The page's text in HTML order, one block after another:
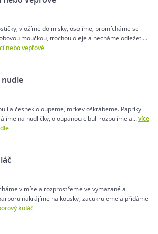
vložíme do misky, osolíme, promícháme se
moučkou, trochou oleje a necháme odležet....
nebo vepřové
nudle
a česnek oloupeme, mrkev oškrábeme. Papriky
na nudličky, oloupanou cibuli rozpůlíme a...více
v míse a rozprostřeme ve vymazané a
nakrájíme na kousky, zacukrujeme a přidáme
koláč